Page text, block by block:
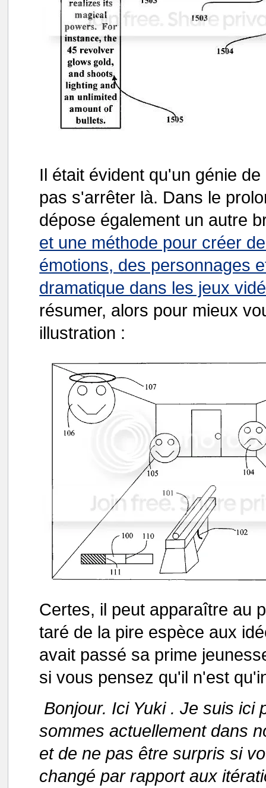
Il était évident qu'un génie
pas s'arrêter là. Dans le
dépose également un autre
et une méthode pour créer
émotions, des personnages
dramatique dans les jeux
résumer, alors pour mieux
illustration :
Certes, il peut apparaître au
taré de la pire espèce aux
avait passé sa prime
si vous pensez qu'il n'est
Bonjour. Ici Yuki . Je suis ici
sommes actuellement dans
et de ne pas être surpris si
changé par rapport aux